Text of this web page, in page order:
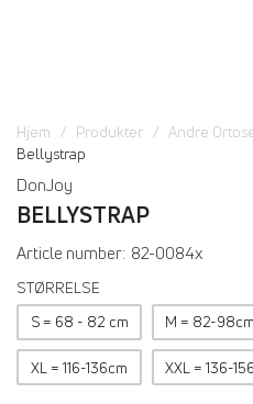
Hjem Produkter
Andre
Bellystrap
DonJoy
BELLYSTRAP
Article number: 82-0084x
STØRRELSE
S = 68 - 82 cm M = 82-98cm
XL = 116-136cm XXL = 136-